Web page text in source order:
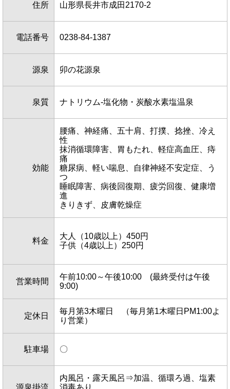
住所 山形県長井市成田2170-2
電話番号 0238-84-1387
源泉 卯の花源泉
泉質 ナトリウム-塩化物・炭酸水素塩温泉
効能
腰痛、神経痛、五十肩、打撲、捻挫、冷え
性
抹消循環障害、胃もたれ、軽症高血圧、痔
痛
糖尿病、軽い喘息、自律神経不安定症、う
つ
睡眠障害、病後回復期、疲労回復、健康増
進
きりきず、皮膚乾燥症
料金
大人（10歳以上）450円
子供（4歳以上）250円
営業時間
午前10:00～午後10:00 (最終受付は午後
9:00)
定休日
毎月第3木曜日 （毎月第1木曜日PM1:00よ
り営業）
駐車場 〇
内風呂・露天風呂⇒加温、循環ろ過、塩素